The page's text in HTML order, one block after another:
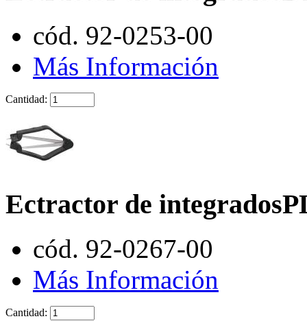
cód. 92-0253-00
Más Información
Cantidad:
Ectractor de
cód. 92-0267-00
Más Información
Cantidad: